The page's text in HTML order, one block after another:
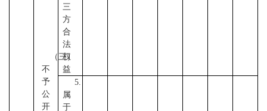
（三）
不
予
公
开
三
方
合
法
权
益
5.
属
于